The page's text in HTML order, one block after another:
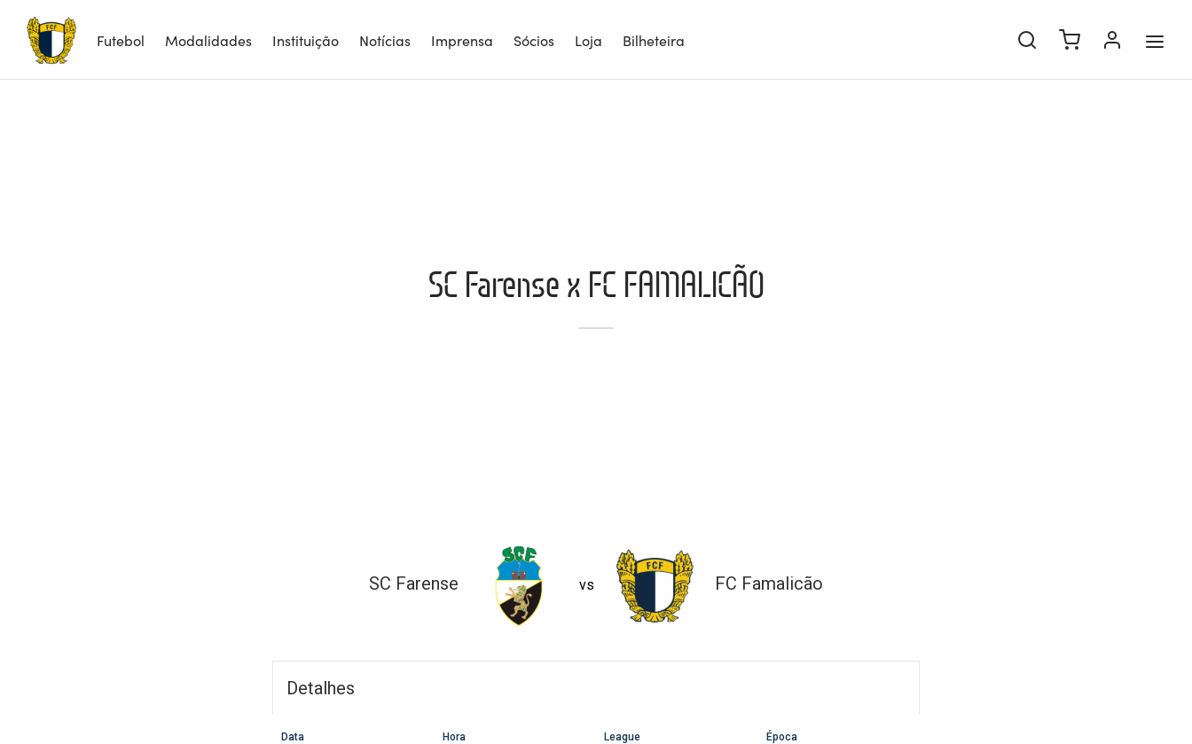
Futebol Modalidades Instituição Notícias Imprensa Sócios Loja Bilheteira
SC Farense x FC FAMALICÃO
SC Farense vs FC Famalicão
Detalhes
Data Hora League Época